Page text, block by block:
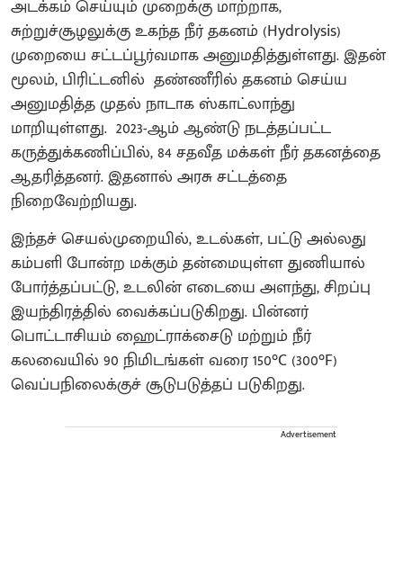
அடக்கம் செய்யும் முறைக்கு மாற்றாக,
சுற்றுச்சூழலுக்கு உகந்த நீர் தகனம் (Hydrolysis)
முறையை சட்டப்பூர்வமாக அனுமதித்துள்ளது. இதன்
மூலம், பிரிட்டனில் தண்ணீரில் தகனம் செய்ய
அனுமதித்த முதல் நாடாக ஸ்காட்லாந்து
மாறியுள்ளது. 2023-ஆம் ஆண்டு நடத்தப்பட்ட
கருத்துக்கணிப்பில், 84 சதவீத மக்கள் நீர் தகனத்தை
ஆதரித்தனர். இதனால் அரசு சட்டத்தை
நிறைவேற்றியது.
இந்தச் செயல்முறையில், உடல்கள், பட்டு அல்லது
கம்பளி போன்ற மக்கும் தன்மையுள்ள துணியால்
போர்த்தப்பட்டு, உடலின் எடையை அளந்து, சிறப்பு
இயந்திரத்தில் வைக்கப்படுகிறது. பின்னர்
பொட்டாசியம் ஹைட்ராக்சைடு மற்றும் நீர்
கலவையில் 90 நிமிடங்கள் வரை 150°C (300°F)
வெப்பநிலைக்குச் சூடுபடுத்தப் படுகிறது.
Advertisement